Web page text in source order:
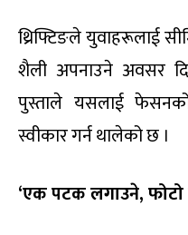
थ्रिफ्टिङले युवाहरूलाई
शैली अपनाउने अवसर
पुस्ताले यसलाई
स्वीकार गर्न थालेको छ ।
‘एक पटक लगाउने, फोटो